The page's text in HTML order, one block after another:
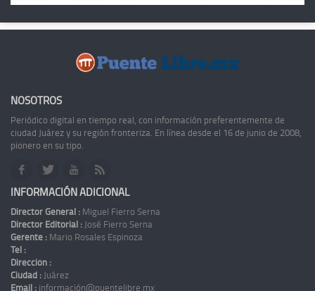
NOSOTROS
Periódico digital en tiempo real, con información preferentemente de
ciudad Juárez y su región fronteriza. En línea desde el 16 de junio de 2008,
pionero en su tipo.
INFORMACIÓN ADICIONAL
Director General : Miguel Fierro Serna
Director Editorial : José Fierro Serna
Gerente : Mario Rosales Espinoza
Tel :
Dirección :
Ciudad : Juárez
Email : información@puentelibre.mx